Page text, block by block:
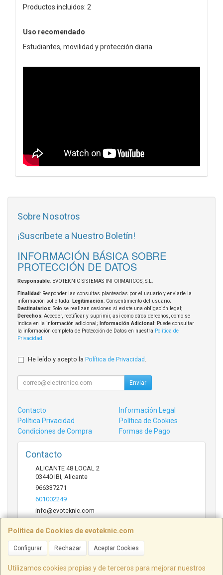
Productos incluidos: 2
Uso recomendado
Estudiantes, movilidad y protección diaria
Política de Cookies de evoteknic.com
Configurar Rechazar Aceptar Cookies
Utilizamos cookies propias y de terceros para mejorar nuestros
Sobre Nosotros
¡Suscríbete a Nuestro Boletín!
INFORMACIÓN BÁSICA SOBRE
PROTECCIÓN DE DATOS
Responsable: EVOTEKNIC SISTEMAS INFORMATICOS, S.L.
Finalidad: Responder las consultas planteadas por el usuario y enviarle la
información solicitada; Legitimación: Consentimiento del usuario;
Destinatarios: Solo se realizan cesiones si existe una obligación legal;
Derechos: Acceder, rectificar y suprimir, así como otros derechos, como se
indica en la información adicional;
Información Adicional : Puede consultar
la información completa de Protección de Datos en nuestra Política de
Privacidad
He leído y acepto la Política de Privacidad
Enviar
Contacto
Información Legal
Política Privacidad
Política de Cookies
Condiciones de Compra
Formas de Pago
Contacto
ALICANTE 48 LOCAL 2
03440 IBI Alicante
966337271
601002249
info@evoteknic.com
Horario